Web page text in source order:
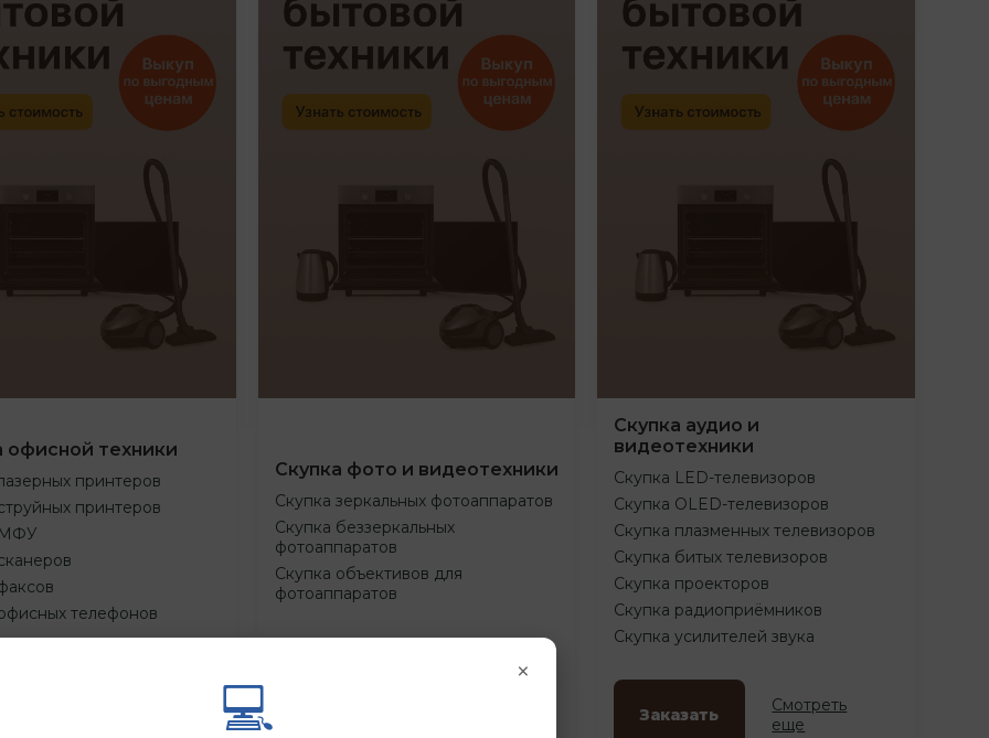
офисной техники
принтеров
принтеров
МФУ
телефонов
Скупка фото и видеотехники
Скупка зеркальных фотоаппаратов
Скупка беззеркальных
фотоаппаратов
Скупка объективов для
фотоаппаратов
Скупка аудио и
видеотехники
Скупка LED-телевизоров
Скупка OLED-телевизоров
Скупка плазменных телевизоров
Скупка битых телевизоров
Скупка проекторов
Скупка радиоприёмников
Скупка усилителей звука
Заказать
Смотреть
еще
×
💻